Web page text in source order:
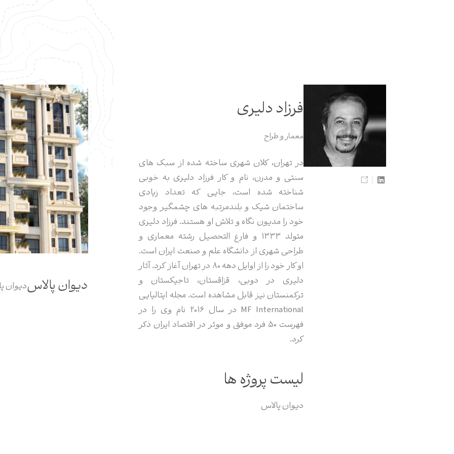
فرزاد دلیری
معمار و طراح
در تهران، کلان شهری ساخته شده از سبک های
سنتی و مدرن، نام و کار فرزاد دلیری به خوبی
شناخته شده است، جایی که تعداد زیادی
ساختمان شیک و بلندمرتبه های چشمگیر وجود
خود را مدیون نگاه و تلاش او هستند. فرزاد دلیری
متولد 1333 و فارغ التحصیل رشته معماری و
طراحی شهری از دانشگاه علم و صنعت ایران است.
او کار خود را از اوایل دهه 80 در تهران آغاز کرد. آثار
دلیری در دوبی، قزاقستان، تاجیکستان و
ترکمنستان نیز قابل مشاهده است. مجله ایتالیایی
MF International در سال 2016 نام وی را در
فهرست 50 فرد موفق و موثر در اقتصاد ایران ذکر
کرد.
لیست پروژه ها
دیوان پالاس
دیوان پالاسدیوان